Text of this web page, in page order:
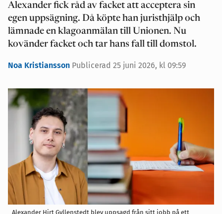
Alexander fick råd av facket att acceptera sin
egen uppsägning. Då köpte han juristhjälp och
lämnade en klagoanmälan till Unionen. Nu
kovänder facket och tar hans fall till domstol.
Noa Kristiansson Publicerad 25 juni 2026, kl 09:59
Alexander Hirt Gyllenstedt blev uppsagd från sitt jobb på ett